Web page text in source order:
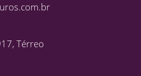
Térreo